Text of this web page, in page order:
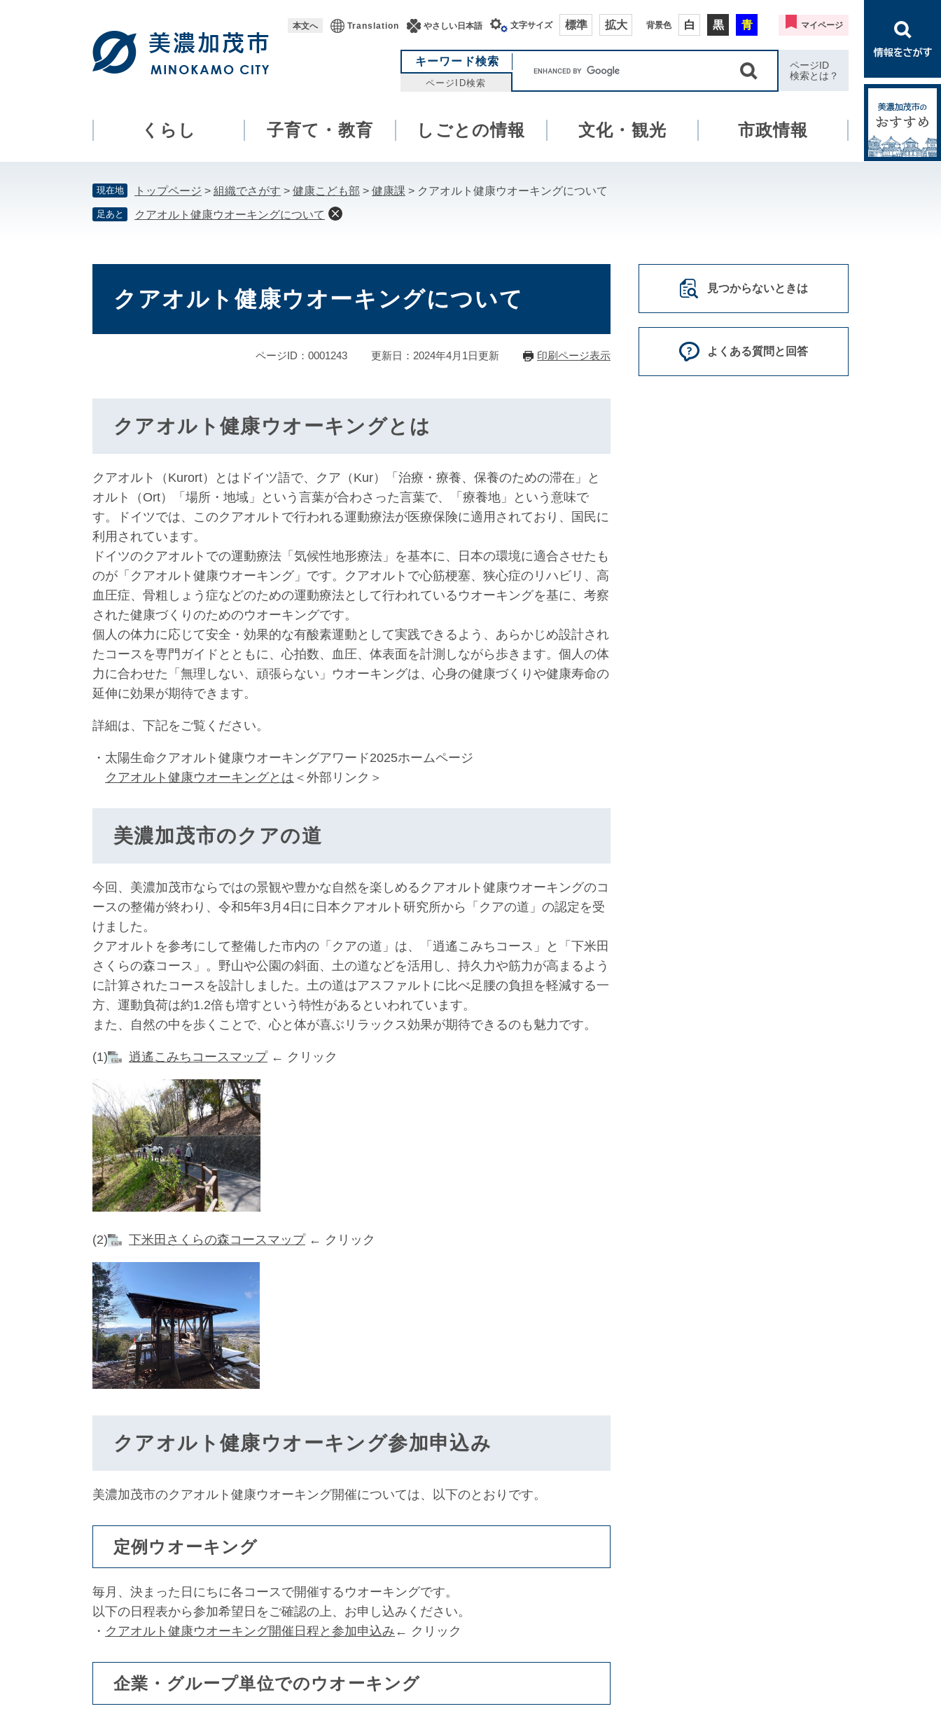
本
本文へ Translation やさしい日本語 文字サイズ 標準 拡大 背景色 白 黒 青 マイページ
キーワード検索
ページID検索
ワ
ド
索
ページID
検索とは？
くらし 子育て・教育 しごとの情報 文化・観光 市政情報
現在地 トップページ > 組織でさがす > 健康こども部 > 健康課 > クアオルト健康ウオーキングについて
足あと クアオルト健康ウオーキングについて
クアオルト健康ウオーキングについて
ページID：0001243 更新日：2024年4月1日更新 印刷ページ表示
クアオルト健康ウオーキングとは
クアオルト（Kurort）とはドイツ語で、クア（Kur）「治療・療養、保養のための滞在」と
オルト（Ort）「場所・地域」という言葉が合わさった言葉で、「療養地」という意味で
す。ドイツでは、このクアオルトで行われる運動療法が医療保険に適用されており、国民に
利用されています。
ドイツのクアオルトでの運動療法「気候性地形療法」を基本に、日本の環境に適合させたも
のが「クアオルト健康ウオーキング」です。クアオルトで心筋梗塞、狭心症のリハビリ、高
血圧症、骨粗しょう症などのための運動療法として行われているウオーキングを基に、考察
された健康づくりのためのウオーキングです。
個人の体力に応じて安全・効果的な有酸素運動として実践できるよう、あらかじめ設計され
たコースを専門ガイドとともに、心拍数、血圧、体表面を計測しながら歩きます。個人の体
力に合わせた「無理しない、頑張らない」ウオーキングは、心身の健康づくりや健康寿命の
延伸に効果が期待できます。
詳細は、下記をご覧ください。
・太陽生命クアオルト健康ウオーキングアワード2025ホームページ
クアオルト健康ウオーキングとは ＜外部リンク＞
美濃加茂市のクアの道
今回、美濃加茂市ならではの景観や豊かな自然を楽しめるクアオルト健康ウオーキングのコ
ースの整備が終わり、令和5年3月4日に日本クアオルト研究所から「クアの道」の認定を受
けました。
クアオルトを参考にして整備した市内の「クアの道」は、「逍遙こみちコース」と「下米田
さくらの森コース」。野山や公園の斜面、土の道などを活用し、持久力や筋力が高まるよう
に計算されたコースを設計しました。土の道はアスファルトに比べ足腰の負担を軽減する一
方、運動負荷は約1.2倍も増すという特性があるといわれています。
また、自然の中を歩くことで、心と体が喜ぶリラックス効果が期待できるのも魅力です。
(1) 逍遙こみちコースマップ← クリック
(2) 下米田さくらの森コースマップ← クリック
クアオルト健康ウオーキング参加申込み
美濃加茂市のクアオルト健康ウオーキング開催については、以下のとおりです。
定例ウオーキング
毎月、決まった日にちに各コースで開催するウオーキングです。
以下の日程表から参加希望日をご確認の上、お申し込みください。
・ クアオルト健康ウオーキング開催日程と参加申込み ← クリック
企業・グループ単位でのウオーキング
見つからないときは
よくある質問と回答